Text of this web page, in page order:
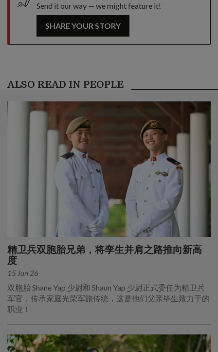
Send it our way — we might feature it!
SHARE YOUR STORY
ALSO READ IN PEOPLE
精卫兵双胞胎兄弟，将孪生并肩之路推向新高
度
15 Jun 26
双胞胎 Shane Yap 少尉和 Shaun Yap 少尉正式委任为精卫兵
军官，传承家庭光荣军旅传统，这是他们父亲毕生致力于的
职业！